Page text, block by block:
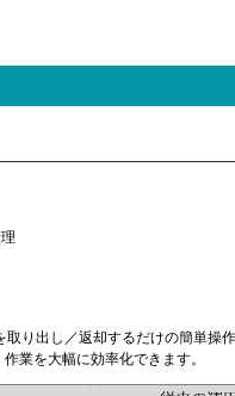
り出し／返却するだけの簡単操
業を大幅に効率化できます。